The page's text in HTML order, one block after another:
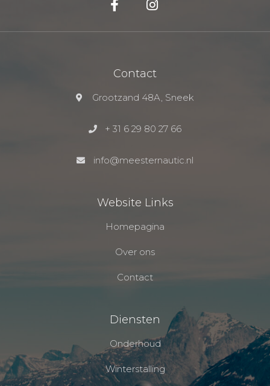
Contact
Grootzand 48A, Sneek
+ 31 6 29 80 27 66
info@meesternautic.nl
Website Links
Homepagina
Over ons
Contact
Diensten
Onderhoud
Winterstalling